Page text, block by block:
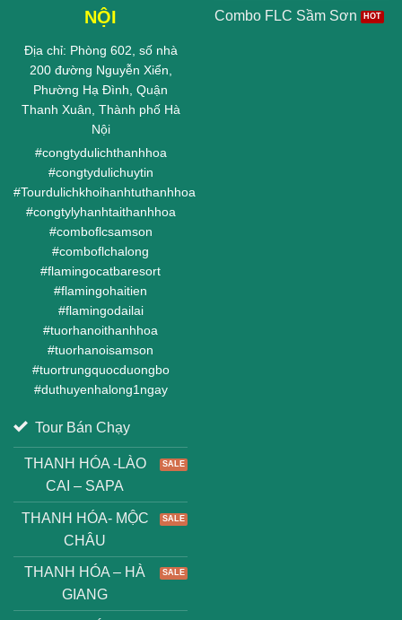
NỘI
Địa chỉ: Phòng 602, số nhà
200 đường Nguyễn Xiển,
Phường Hạ Đình, Quận
Thanh Xuân, Thành phố Hà
Nội
#congtydulichthanhhoa
#congtydulichuytin
#Tourdulichkhoihanhtuthanhhoa
#congtylyhanhtaithanhhoa
#comboflcsamson
#comboflchalong
#flamingocatbaresort
#flamingohaitien
#flamingodailai
#tuorhanoithanhhoa
#tuorhanoisamson
#tuortrungquocduongbo
#duthuyenhalong1ngay
Combo FLC Sầm Sơn
Tour Bán Chạy
THANH HÓA -LÀO
CAI – SAPA
THANH HÓA- MỘC
CHÂU
THANH HÓA – HÀ
GIANG